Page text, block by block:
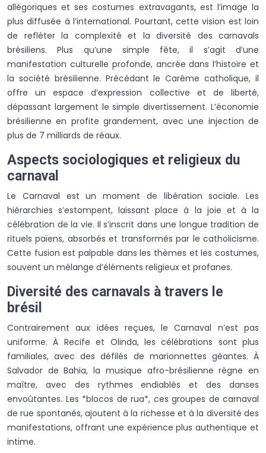
allégoriques et ses costumes extravagants, est l’image la
plus diffusée à l’international. Pourtant, cette vision est loin
de refléter la complexité et la diversité des carnavals
brésiliens. Plus qu’une simple fête, il s’agit d’une
manifestation culturelle profonde, ancrée dans l’histoire et
la société brésilienne. Précédant le Carême catholique, il
offre un espace d’expression collective et de liberté,
dépassant largement le simple divertissement. L’économie
brésilienne en profite grandement, avec une injection de
plus de 7 milliards de réaux.
Aspects sociologiques et religieux du
carnaval
Le Carnaval est un moment de libération sociale. Les
hiérarchies s’estompent, laissant place à la joie et à la
célébration de la vie. Il s’inscrit dans une longue tradition de
rituels païens, absorbés et transformés par le catholicisme.
Cette fusion est palpable dans les thèmes et les costumes,
souvent un mélange d’éléments religieux et profanes.
Diversité des carnavals à travers le
brésil
Contrairement aux idées reçues, le Carnaval n’est pas
uniforme. À Recife et Olinda, les célébrations sont plus
familiales, avec des défilés de marionnettes géantes. À
Salvador de Bahia, la musique afro-brésilienne règne en
maître, avec des rythmes endiablés et des danses
envoûtantes. Les *blocos de rua*, ces groupes de carnaval
de rue spontanés, ajoutent à la richesse et à la diversité des
manifestations, offrant une expérience plus authentique et
intime.